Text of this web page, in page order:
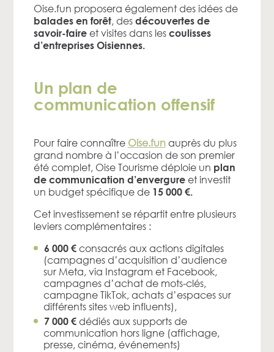
Oise.fun proposera également des idées de
balades en forêt, des découvertes de
savoir-faireet visites dans les coulisses
d’entreprises Oisiennes.
Un plan de
communication offensif
Pour faire connaître Oise.funauprès du plus
grand nombre à l’occasion de son premier
été complet, Oise Tourisme déploie un plan
de communication d’envergureet investit
un budget spécifique de 15 000 €.
Cet investissement se répartit entre plusieurs
leviers complémentaires :
6 000 €consacrés aux actions digitales
(campagnes d’acquisition d’audience
sur Meta, via Instagram et Facebook,
campagnes d’achat de mots-clés,
campagne TikTok, achats d’espaces sur
différents sites web influents),
7 000 €dédiés aux supports de
communication hors ligne (affichage,
presse, cinéma, événements)